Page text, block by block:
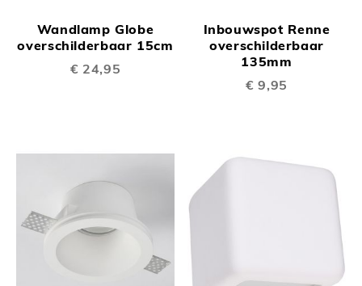
Wandlamp Globe
overschilderbaar 15cm
€ 24,95
Inbouwspot Renne
overschilderbaar
135mm
€ 9,95